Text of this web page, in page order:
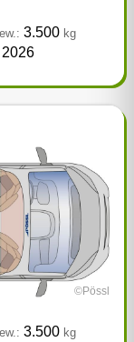
3.500kg
©Pössl
3.500kg